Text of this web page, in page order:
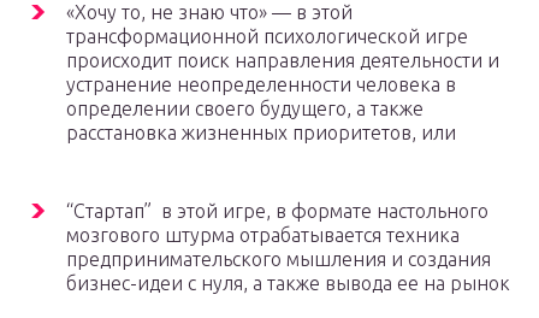
«Хочу то, не знаю что» — в этой
трансформационной психологической игре
происходит поиск направления деятельности и
устранение неопределенности человека в
определении своего будущего, а также
расстановка жизненных приоритетов, или
“Стартап” в этой игре, в формате настольного
мозгового штурма отрабатывается техника
предпринимательского мышления и создания
бизнес-идеи с нуля, а также вывода ее на рынок